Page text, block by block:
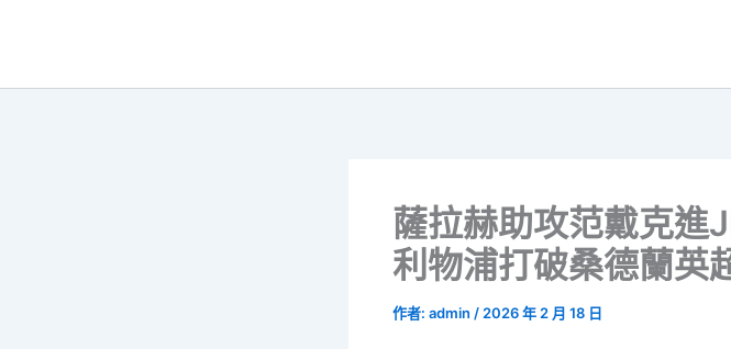
薩拉赫助攻范戴克進
利物浦打破桑德蘭英
作者: admin / 2026 年 2 月 18 日